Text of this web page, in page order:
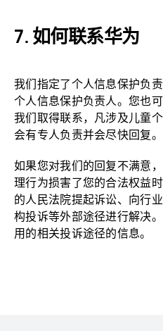
如何联系华为
我们指定了个人信息保护负
个人信息保护负责人。您也
我们取得联系，凡涉及儿童
会有专人负责并会尽快回复。
如果您对我们的回复不满意
理行为损害了您的合法权益
的人民法院提起诉讼、向行
构投诉等外部途径进行解决
用的相关投诉途径的信息。